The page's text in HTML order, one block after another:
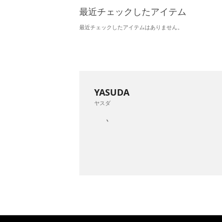
最近チェックしたアイテム
最近チェックしたアイテムはありません。
YASUDA
ヤスダ